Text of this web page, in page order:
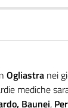
Ogliastra nei
mediche
Baunei,